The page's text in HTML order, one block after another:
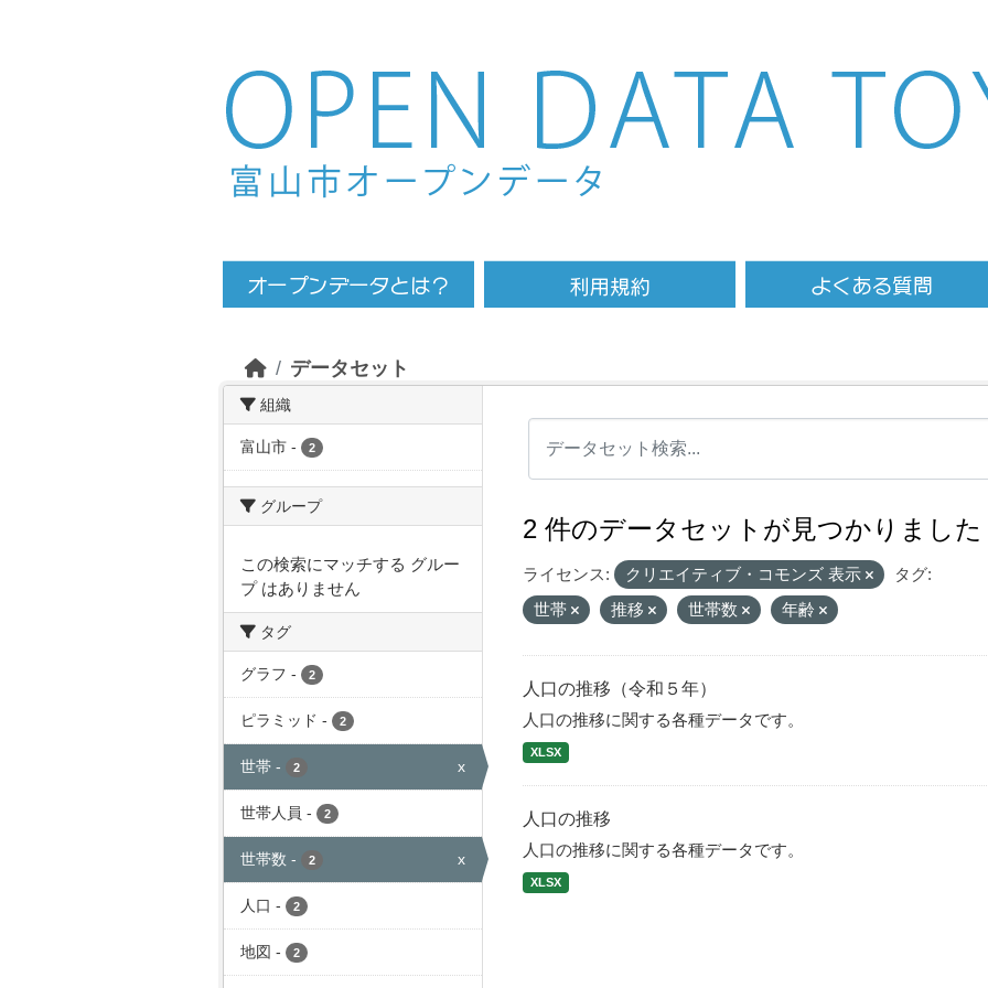
Skip to main content
データセット
組織
富山市 - 2
グループ
この検索にマッチする グルー
プ はありません
タグ
グラフ - 2
ピラミッド - 2
世帯 - 2 x
世帯人員 - 2
世帯数 - 2 x
人口 - 2
地図 - 2
2 件のデータセットが見つかりました
ライセンス: クリエイティブ・コモンズ 表示
タグ:
世帯
推移 世帯数 年齢
人口の推移（令和５年）
人口の推移に関する各種データです。
XLSX
人口の推移
人口の推移に関する各種データです。
XLSX